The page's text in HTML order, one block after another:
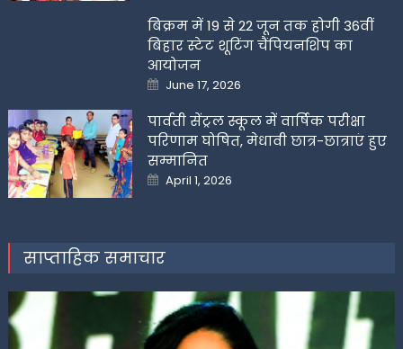
बिक्रम में 19 से 22 जून तक होगी 36वीं
बिहार स्टेट शूटिंग चैंपियनशिप का
आयोजन
Posted
on
June 17, 2026
पार्वती सेंट्रल स्कूल में वार्षिक परीक्षा
परिणाम घोषित, मेधावी छात्र-छात्राएं हुए
सम्मानित
Posted
on
April 1, 2026
साप्ताहिक समाचार